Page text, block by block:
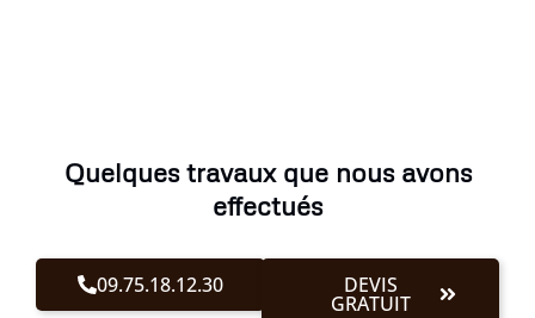
Quelques travaux que nous avons
effectués
09.75.18.12.30 DEVIS
GRATUIT